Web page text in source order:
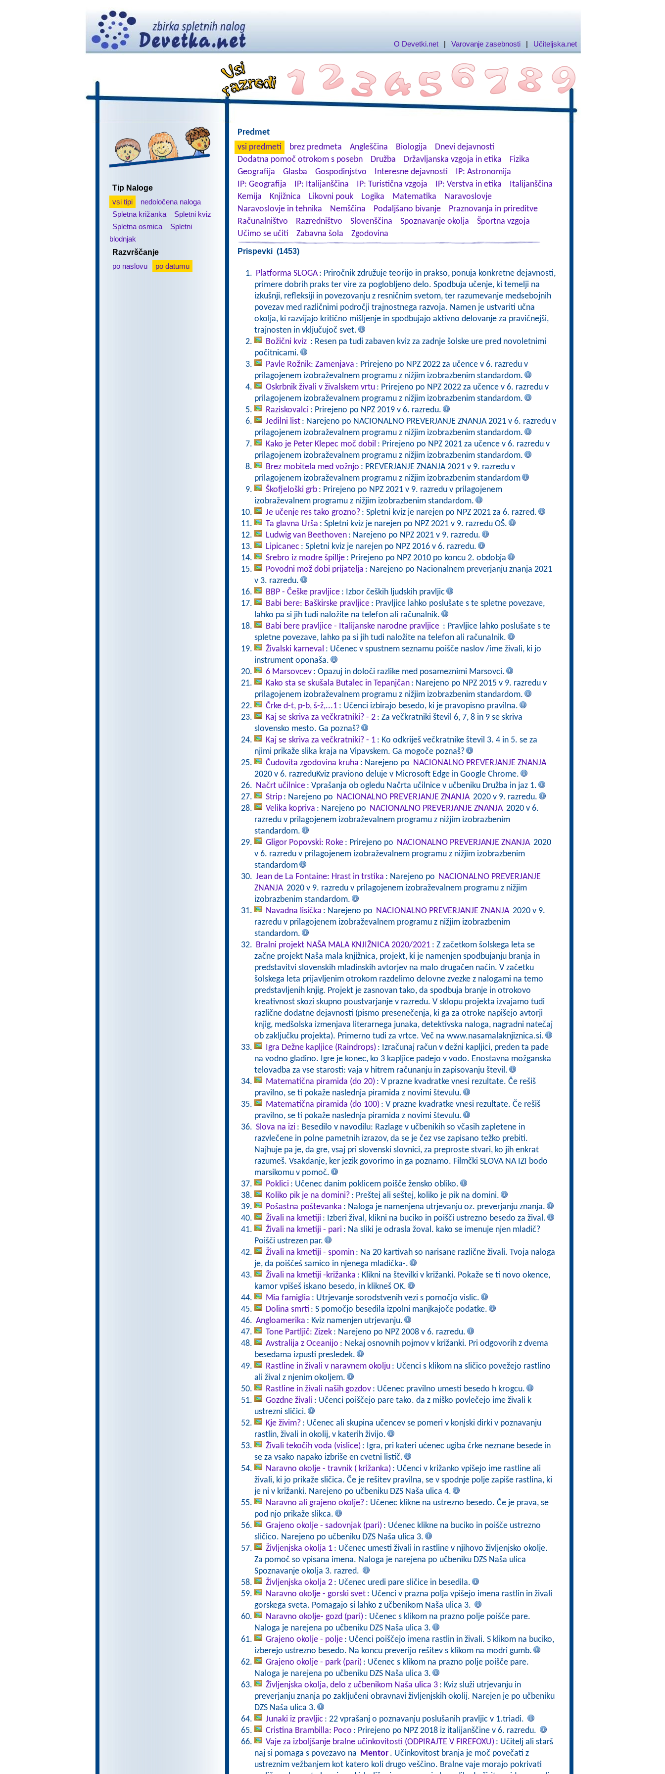
O Devetki.net | Varovanje zasebnosti | Učiteljska.net
Tip Naloge
vsi tipi
nedoločena naloga
Spletna križanka
Spletni kviz
Spletna osmica
Spletni
blodnjak
Razvrščanje
po naslovu
po datumu
Predmet
vsi predmeti
brez predmeta Angleščina Biologija
Dnevi dejavnosti
Dodatna pomoč otrokom s posebn
Družba Državljanska vzgoja in etika
Fizika
Geografija
Glasba Gospodinjstvo Interesne dejavnosti
IP: Astronomija
IP: Geografija
IP: Italijanščina IP: Turistična vzgoja IP: Verstva in etika
Italijanščina
Kemija
Knjižnica Likovni pouk Logika Matematika
Naravoslovje
Naravoslovje in tehnika
Nemščina Podaljšano bivanje
Praznovanja in prireditve
Računalništvo
Razredništvo Slovenščina Spoznavanje okolja
Športna vzgoja
Učimo se učiti
Zabavna šola Zgodovina
Prispevki (1453)
Platforma SLOGA : Priročnik združuje teorijo in prakso, ponuja konkretne dejavnosti,
primere dobrih praks ter vire za poglobljeno delo. Spodbuja učenje, ki temelji na
izkušnji, refleksiji in povezovanju z resničnim svetom, ter razumevanje medsebojnih
povezav med različnimi področji trajnostnega razvoja. Namen je ustvariti učna
okolja, ki razvijajo kritično mišljenje in spodbujajo aktivno delovanje za pravičnejši,
trajnosten in vključujoč svet.
Božični kviz : Resen pa tudi zabaven kviz za zadnje šolske ure pred novoletnimi
počitnicami.
Pavle Rožnik: Zamenjava : Prirejeno po NPZ 2022 za učence v 6. razredu v
prilagojenem izobraževalnem programu z nižjim izobrazbenim standardom.
Oskrbnik živali v živalskem vrtu : Prirejeno po NPZ 2022 za učence v 6. razredu v
prilagojenem izobraževalnem programu z nižjim izobrazbenim standardom.
Raziskovalci : Prirejeno po NPZ 2019 v 6. razredu.
Jedilni list : Narejeno po NACIONALNO PREVERJANJE ZNANJA 2021 v 6. razredu v
prilagojenem izobraževalnem programu z nižjim izobrazbenim standardom.
Kako je Peter Klepec moč dobil : Prirejeno po NPZ 2021 za učence v 6. razredu v
prilagojenem izobraževalnem programu z nižjim izobrazbenim standardom.
Brez mobitela med vožnjo : PREVERJANJE ZNANJA 2021 v 9. razredu v
prilagojenem izobraževalnem programu z nižjim izobrazbenim standardom
Škofjeloški grb : Prirejeno po NPZ 2021 v 9. razredu v prilagojenem
izobraževalnem programu z nižjim izobrazbenim standardom.
Je učenje res tako grozno? : Spletni kviz je narejen po NPZ 2021 za 6. razred.
Ta glavna Urša : Spletni kviz je narejen po NPZ 2021 v 9. razredu OŠ.
Ludwig van Beethoven : Narejeno po NPZ 2021 v 9. razredu.
Lipicanec : Spletni kviz je narejen po NPZ 2016 v 6. razredu.
Srebro iz modre špillje : Prirejeno po NPZ 2010 po koncu 2. obdobja
Povodni mož dobi prijatelja : Narejeno po Nacionalnem preverjanju znanja 2021
v 3. razredu.
BBP - Češke pravljice : Izbor čeških ljudskih pravljic
Babi bere: Baškirske pravljice : Pravljice lahko poslušate s te spletne povezave,
lahko pa si jih tudi naložite na telefon ali računalnik.
Babi bere pravljice - Italijanske narodne pravljice : Pravljice lahko poslušate s te
spletne povezave, lahko pa si jih tudi naložite na telefon ali računalnik.
Živalski karneval : Učenec v spustnem seznamu poišče naslov /ime živali, ki jo
instrument oponaša.
6 Marsovcev : Opazuj in določi razlike med posameznimi Marsovci.
Kako sta se skušala Butalec in Tepanjčan : Narejeno po NPZ 2015 v 9. razredu v
prilagojenem izobraževalnem programu z nižjim izobrazbenim standardom.
Črke d-t, p-b, š-ž,...1 : Učenci izbirajo besedo, ki je pravopisno pravilna.
Kaj se skriva za večkratniki? - 2 : Za večkratniki števil 6, 7, 8 in 9 se skriva
slovensko mesto. Ga poznaš?
Kaj se skriva za večkratniki? - 1 : Ko odkriješ večkratnike števil 3. 4 in 5. se za
njimi prikaže slika kraja na Vipavskem. Ga mogoče poznaš?
Čudovita zgodovina kruha : Narejeno po NACIONALNO PREVERJANJE ZNANJA
2020 v 6. razreduKviz praviono deluje v Microsoft Edge in Google Chrome.
Načrt učilnice : Vprašanja ob ogledu Načrta učilnice v učbeniku Družba in jaz 1.
Strip : Narejeno po NACIONALNO PREVERJANJE ZNANJA 2020 v 9. razredu.
Velika kopriva : Narejeno po NACIONALNO PREVERJANJE ZNANJA 2020 v 6.
razredu v prilagojenem izobraževalnem programu z nižjim izobrazbenim
standardom.
Gligor Popovski: Roke : Prirejeno po NACIONALNO PREVERJANJE ZNANJA 2020
v 6. razredu v prilagojenem izobraževalnem programu z nižjim izobrazbenim
standardom
Jean de La Fontaine: Hrast in trstika : Narejeno po NACIONALNO PREVERJANJE
ZNANJA 2020 v 9. razredu v prilagojenem izobraževalnem programu z nižjim
izobrazbenim standardom.
Navadna lisička : Narejeno po NACIONALNO PREVERJANJE ZNANJA 2020 v 9.
razredu v prilagojenem izobraževalnem programu z nižjim izobrazbenim
standardom.
Bralni projekt NAŠA MALA KNJIŽNICA 2020/2021 : Z začetkom šolskega leta se
začne projekt Naša mala knjižnica, projekt, ki je namenjen spodbujanju branja in
predstavitvi slovenskih mladinskih avtorjev na malo drugačen način. V začetku
šolskega leta prijavljenim otrokom razdelimo delovne zvezke z nalogami na temo
predstavljenih knjig. Projekt je zasnovan tako, da spodbuja branje in otrokovo
kreativnost skozi skupno poustvarjanje v razredu. V sklopu projekta izvajamo tudi
različne dodatne dejavnosti (pismo presenečenja, ki ga za otroke napišejo avtorji
knjig, medšolska izmenjava literarnega junaka, detektivska naloga, nagradni natečaj
ob zaključku projekta). Primerno tudi za vrtce. Več na www.nasamalaknjiznica.si.
Igra Dežne kapljice (Raindrops) : Izračunaj račun v dežni kapljici, preden ta pade
na vodno gladino. Igre je konec, ko 3 kapljice padejo v vodo. Enostavna možganska
telovadba za vse starosti: vaja v hitrem računanju in zapisovanju števil.
Matematična piramida (do 20) : V prazne kvadratke vnesi rezultate. Če rešiš
pravilno, se ti pokaže naslednja piramida z novimi števulu.
Matematična piramida (do 100) : V prazne kvadratke vnesi rezultate. Če rešiš
pravilno, se ti pokaže naslednja piramida z novimi števulu.
Slova na izi : Besedilo v navodilu: Razlage v učbenikih so včasih zapletene in
razvlečene in polne pametnih izrazov, da se je čez vse zapisano težko prebiti.
Najhuje pa je, da gre, vsaj pri slovenski slovnici, za preproste stvari, ko jih enkrat
razumeš. Vsakdanje, ker jezik govorimo in ga poznamo. Filmčki SLOVA NA IZI bodo
marsikomu v pomoč.
Poklici : Učenec danim poklicem poišče žensko obliko.
Koliko pik je na domini? : Preštej ali seštej, koliko je pik na domini.
Pošastna poštevanka : Naloga je namenjena utrjevanju oz. preverjanju znanja.
Živali na kmetiji : Izberi žival, klikni na buciko in poišči ustrezno besedo za žival.
Živali na kmetiji - pari : Na sliki je odrasla žoval. kako se imenuje njen mladič?
Poišči ustrezen par.
Živali na kmetiji - spomin : Na 20 kartivah so narisane različne živali. Tvoja naloga
je, da poiščeš samico in njenega mladička-.
Živali na kmetiji -križanka : Klikni na številki v križanki. Pokaže se ti novo okence,
kamor vpišeš iskano besedo, in klikneš OK.
Mia famiglia : Utrjevanje sorodstvenih vezi s pomočjo vislic.
Dolina smrti : S pomočjo besedila izpolni manjkajoče podatke.
Angloamerika : Kviz namenjen utrjevanju.
Tone Partljič: Zizek : Narejeno po NPZ 2008 v 6. razredu.
Avstralija z Oceanijo : Nekaj osnovnih pojmov v križanki. Pri odgovorih z dvema
besedama izpusti presledek.
Rastline in živali v naravnem okolju : Učenci s klikom na sličico povežejo rastlino
ali žival z njenim okoljem.
Rastline in živali naših gozdov : Učenec pravilno umesti besedo h krogcu.
Gozdne živali : Učenci poiščejo pare tako. da z miško povlečejo ime živali k
ustrezni sličici.
Kje živim? : Učenec ali skupina učencev se pomeri v konjski dirki v poznavanju
rastlin, živali in okolij, v katerih živijo.
Živali tekočih voda (vislice) : Igra, pri kateri ućenec ugiba črke neznane besede in
se za vsako napako izbriše en cvetni listič.
Naravno okolje - travnik ( križanka) : Učenci v križanko vpišejo ime rastline ali
živali, ki jo prikaže sličica. Če je rešitev pravilna, se v spodnje polje zapiše rastlina, ki
je ni v križanki. Narejeno po učbeniku DZS Naša ulica 4.
Naravno ali grajeno okolje? : Učenec klikne na ustrezno besedo. Če je prava, se
pod njo prikaže slikca.
Grajeno okolje - sadovnjak (pari) : Ućenec klikne na buciko in poišče ustrezno
sličico. Narejeno po učbeniku DZS Naša ulica 3.
Življenjska okolja 1 : Učenec umesti živali in rastline v njihovo življenjsko okolje.
Za pomoč so vpisana imena. Naloga je narejena po učbeniku DZS Naša ulica
Spoznavanje okolja 3. razred.
Življenjska okolja 2 : Učenec uredi pare sličice in besedila.
Naravno okolje - gorski svet : Učenci v prazna polja vpišejo imena rastlin in živali
gorskega sveta. Pomagajo si lahko z učbenikom Naša ulica 3.
Naravno okolje- gozd (pari) : Učenec s klikom na prazno polje poišče pare.
Naloga je narejena po učbeniku DZS Naša ulica 3.
Grajeno okolje - polje : Učenci poiščejo imena rastlin in živali. S klikom na buciko,
izberejo ustrezno besedo. Na koncu preverijo rešitev s klikom na modri gumb.
Grajeno okolje - park (pari) : Učenec s klikom na prazno polje poišče pare.
Naloga je narejena po učbeniku DZS Naša ulica 3.
Življenjska okolja, delo z učbenikom Naša ulica 3 : Kviz služi utrjevanju in
preverjanju znanja po zaključeni obravnavi življenjskih okolij. Narejen je po učbeniku
DZS Naša ulica 3.
Junaki iz pravljic : 22 vprašanj o poznavanju poslušanih pravljic v 1.triadi.
Cristina Brambilla: Poco : Prirejeno po NPZ 2018 iz italijanščine v 6. razredu.
Vaje za izboljšanje bralne učinkovitosti (ODPIRAJTE V FIREFOXU) : Učitelj ali starš
naj si pomaga s povezavo na Mentor . Učinkovitost branja je moč povečati z
ustreznim vežbanjem kot katero koli drugo veščino. Bralne vaje morajo pokrivati